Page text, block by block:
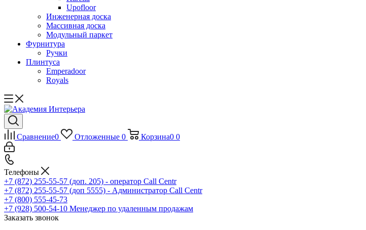
Upofloor
Инженерная доска
Массивная доска
Модульный паркет
Фурнитура
Ручки
Плинтуса
Emperadoor
Royals
Сравнение0 Отложенные 0 Корзина0 0
Телефоны
+7 (872) 255-55-57 (доп. 205) - оператор Call Centr
+7 (872) 255-55-57 (доп 5555) - Администратор Call Centr
+7 (800) 555-45-73
+7 (928) 500-54-10 Менеджер по удаленным продажам
Заказать звонок